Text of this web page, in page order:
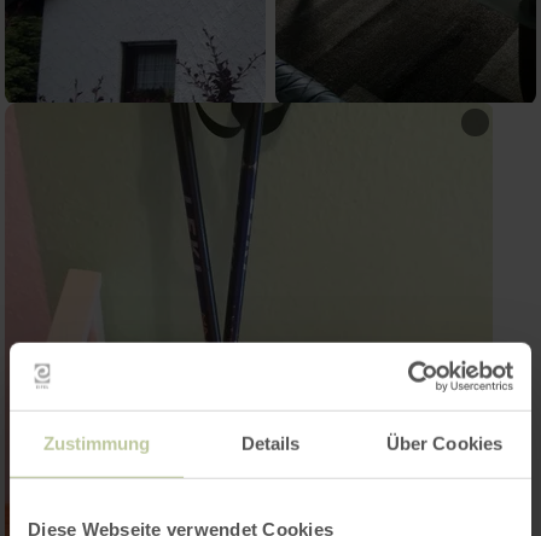
Zustimmung Details Über Cookies
Diese Webseite verwendet Cookies